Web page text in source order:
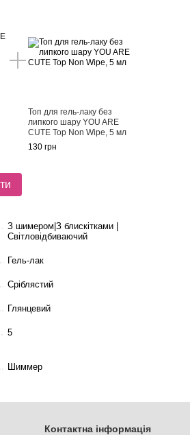
Топ для гель-лаку без
липкого шару YOU ARE
CUTE Top Non Wipe, 5 мл
130 грн
З шимером|З блискітками |
Світловідбиваючий
Гель-лак
Сріблястий
Глянцевий
5
Шиммер
Контактна інформація